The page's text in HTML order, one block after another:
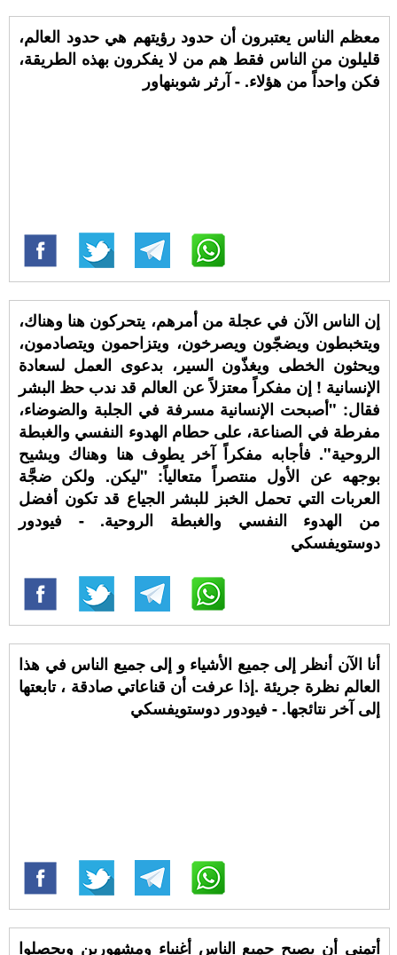
معظم الناس يعتبرون أن حدود رؤيتهم هي حدود العالم،
قليلون من الناس فقط هم من لا يفكرون بهذه الطريقة،
فكن واحداً من هؤلاء. - آرثر شوبنهاور
إن الناس الآن في عجلة من أمرهم، يتحركون هنا وهناك،
ويتخبطون ويضجّون ويصرخون، ويتزاحمون ويتصادمون،
ويحثون الخطى ويغذّون السير، بدعوى العمل لسعادة
الإنسانية ! إن مفكراً معتزلاً عن العالم قد ندب حظ البشر
فقال: "أصبحت الإنسانية مسرفة في الجلبة والضوضاء،
مفرطة في الصناعة، على حطام الهدوء النفسي والغبطة
الروحية". فأجابه مفكراً آخر يطوف هنا وهناك ويشيح
بوجهه عن الأول منتصراً متعالياً: "ليكن. ولكن ضجَّة
العربات التي تحمل الخبز للبشر الجياع قد تكون أفضل
من الهدوء النفسي والغبطة الروحية. - فيودور
دوستويفسكي
أنا الآن أنظر إلى جميع الأشياء و إلى جميع الناس في هذا
العالم نظرة جريئة .إذا عرفت أن قناعاتي صادقة ، تابعتها
إلى آخر نتائجها. - فيودور دوستويفسكي
أتمنى أن يصبح جميع الناس أغنياء ومشهورين ويحصلوا